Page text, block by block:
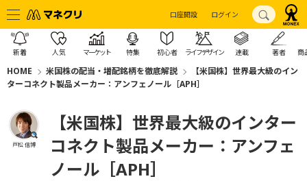
口座開設 ログイン
新着 人気 マーケット 特集 初心者 ライフデザイン 連載 著者 商
HOME 米国株の配当・増配銘柄を徹底解説
【米国株】世界最大級のイン
ターコネクト製品メーカー：アンフェノール［APH］
戸松 信博
【米国株】世界最大級のインター
コネクト製品メーカー：アンフェ
ノール［APH］